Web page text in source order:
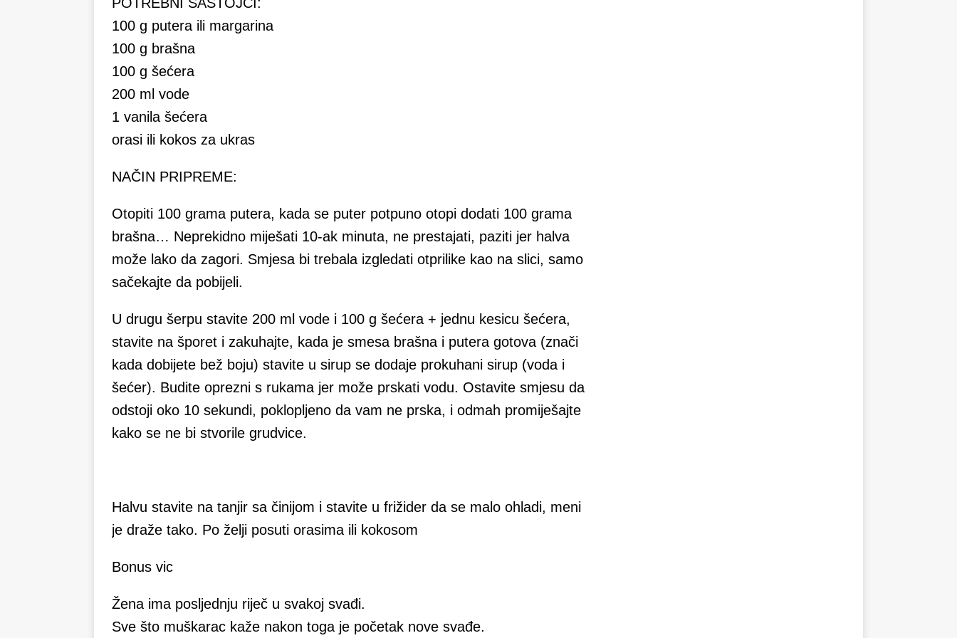
100 g putera ili margarina
100 g brašna
100 g šećera
200 ml vode
1 vanila šećera
orasi ili kokos za ukras
NAČIN PRIPREME:
Otopiti 100 grama putera, kada se puter potpuno otopi dodati 100 grama
brašna… Neprekidno miješati 10-ak minuta, ne prestajati, paziti jer halva
može lako da zagori. Smjesa bi trebala izgledati otprilike kao na slici, samo
sačekajte da pobijeli.
U drugu šerpu stavite 200 ml vode i 100 g šećera + jednu kesicu šećera,
stavite na šporet i zakuhajte, kada je smesa brašna i putera gotova (znači
kada dobijete bež boju) stavite u sirup se dodaje prokuhani sirup (voda i
šećer). Budite oprezni s rukama jer može prskati vodu. Ostavite smjesu da
odstoji oko 10 sekundi, poklopljeno da vam ne prska, i odmah promiješajte
kako se ne bi stvorile grudvice.
Halvu stavite na tanjir sa činijom i stavite u frižider da se malo ohladi, meni
je draže tako. Po želji posuti orasima ili kokosom
Bonus vic
Žena ima posljednju riječ u svakoj svađi.
Sve što muškarac kaže nakon toga je početak nove svađe.